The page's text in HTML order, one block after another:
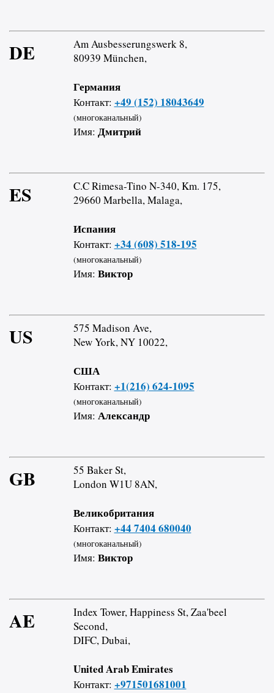
DE
Am Ausbesserungswerk 8,
80939 München,
Германия
Контакт: +49 (152) 18043649
(многоканальный)
Имя: Дмитрий
ES
C.C Rimesa-Tino N-340, Km. 175,
29660 Marbella, Malaga,
Испания
Контакт: +34 (608) 518-195
(многоканальный)
Имя: Виктор
US
575 Madison Ave,
New York, NY 10022,
США
Контакт: +1(216) 624-1095
(многоканальный)
Имя: Александр
GB
55 Baker St,
London W1U 8AN,
Великобритания
Контакт: +44 7404 680040
(многоканальный)
Имя: Виктор
AE
Index Tower, Happiness St, Zaa'beel
Second,
DIFC, Dubai,
United Arab Emirates
Контакт: +971501681001